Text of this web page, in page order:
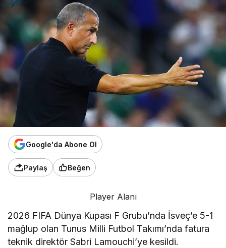
Google'da Abone Ol
Paylaş Beğen
Player Alanı
2026 FIFA Dünya Kupası F Grubu’nda İsveç’e 5-1
mağlup olan Tunus Milli Futbol Takımı’nda fatura
teknik direktör Sabri Lamouchi’ye kesildi.